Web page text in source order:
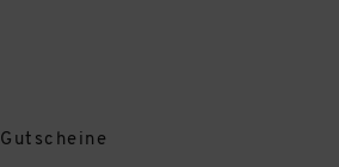
Gutscheine